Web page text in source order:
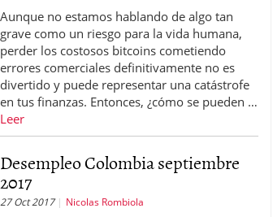
Aunque no estamos hablando de algo tan
grave como un riesgo para la vida humana,
perder los costosos bitcoins cometiendo
errores comerciales definitivamente no es
divertido y puede representar una catástrofe
en tus finanzas. Entonces, ¿cómo se pueden …
Leer
Desempleo Colombia septiembre
2017
27 Oct 2017 Nicolas Rombiola